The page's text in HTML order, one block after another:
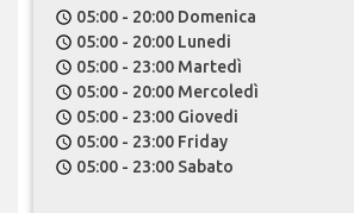
schedule 05:00 - 20:00 Domenica
schedule 05:00 - 20:00 Lunedi
schedule 05:00 - 23:00 Martedì
schedule 05:00 - 20:00 Mercoledì
schedule 05:00 - 23:00 Giovedi
schedule 05:00 - 23:00 Friday
schedule 05:00 - 23:00 Sabato